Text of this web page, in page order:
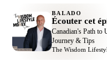
BALADO
Écouter cet
Canadian's Path to
Journey & Tips
The Wisdom